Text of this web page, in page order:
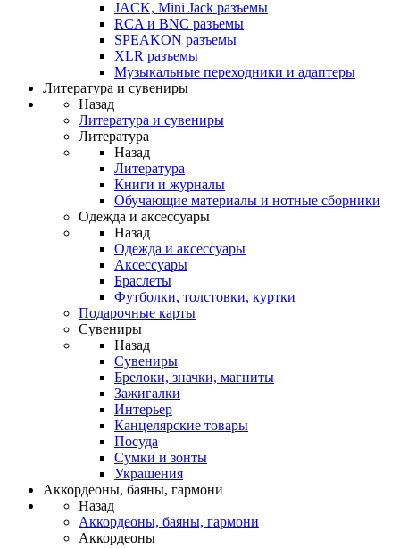
JACK, Mini Jack разъемы
RCA и BNC разъемы
SPEAKON разъемы
XLR разъемы
Музыкальные переходники и адаптеры
Литература и сувениры
Назад
Литература и сувениры
Литература
Назад
Литература
Книги и журналы
Обучающие материалы и нотные сборники
Одежда и аксессуары
Назад
Одежда и аксессуары
Аксессуары
Браслеты
Футболки, толстовки, куртки
Подарочные карты
Сувениры
Назад
Сувениры
Брелоки, значки, магниты
Зажигалки
Интерьер
Канцелярские товары
Посуда
Сумки и зонты
Украшения
Аккордеоны, баяны, гармони
Назад
Аккордеоны, баяны, гармони
Аккордеоны